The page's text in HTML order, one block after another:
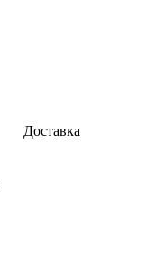
Доставка